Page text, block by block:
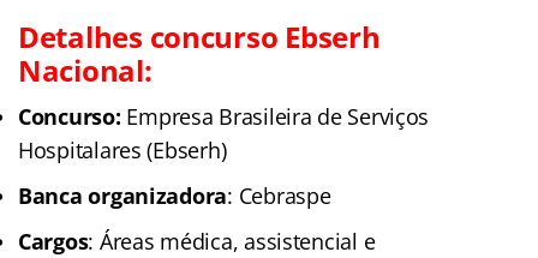
Detalhes concurso Ebserh
Nacional:
Concurso: Empresa Brasileira de Serviços
Hospitalares (Ebserh)
Banca organizadora: Cebraspe
Cargos: Áreas médica, assistencial e